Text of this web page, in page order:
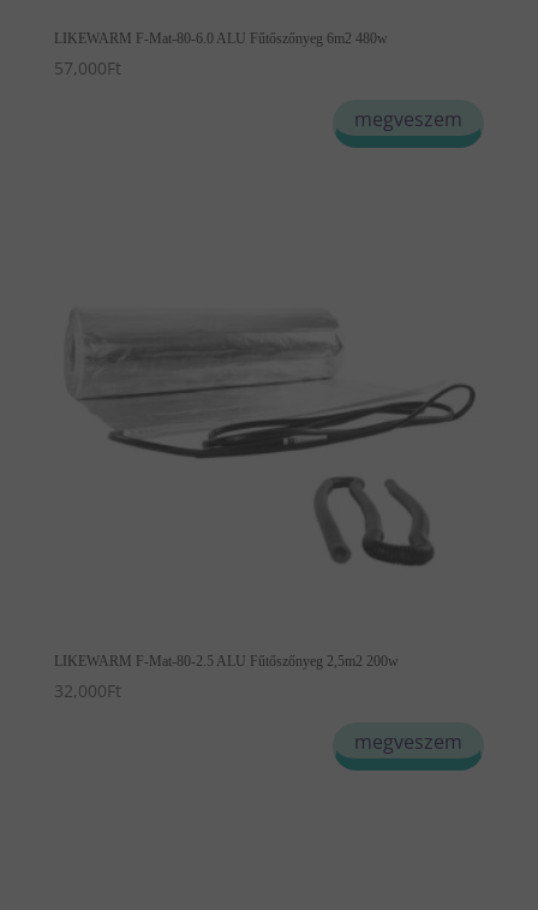
LIKEWARM F-Mat-80-6.0 ALU Fűtőszőnyeg 6m2 480w
57,000Ft
megveszem
LIKEWARM F-Mat-80-2.5 ALU Fűtőszőnyeg 2,5m2 200w
32,000Ft
megveszem